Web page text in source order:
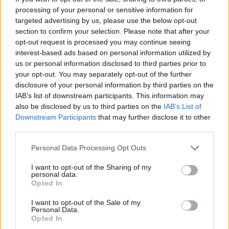
processing of your personal or sensitive information for
targeted advertising by us, please use the below opt-out
section to confirm your selection. Please note that after your
opt-out request is processed you may continue seeing
interest-based ads based on personal information utilized by
us or personal information disclosed to third parties prior to
your opt-out. You may separately opt-out of the further
disclosure of your personal information by third parties on the
IAB’s list of downstream participants. This information may
also be disclosed by us to third parties on the IAB’s List of
Downstream Participants that may further disclose it to other
Please note that this website/app uses one or more Google
not limited to your visit or usage behaviour. You may click to
grant or deny consent to Google and its third-party tags to
use your data for below specified purposes in below Google
consent section.
Personal Data Processing Opt Outs
I want to opt-out of the Sharing of my
personal data.
Opted In
I want to opt-out of the Sale of my
Personal Data.
Opted In
Eventi in Gallura, da Jovanotti alla zuppa
gallurese: gli appuntamenti da non perdere
Lettini e arredi abusivi sulla spiaggia libera,
sequestri a Olbia e Arzachena
È morto Francesco Guccini, il maestro che si
tenne lontano dalla Costa Smeralda